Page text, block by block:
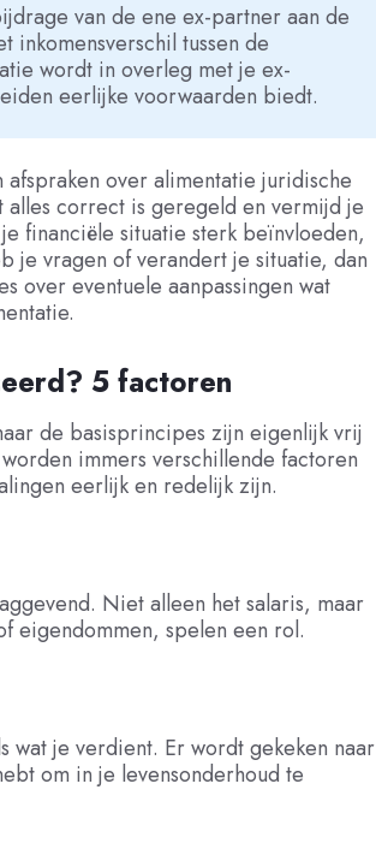
van de ene ex-partner aan de
inkomensverschil tussen de
wordt in overleg met je ex-
eerlijke voorwaarden biedt.
over alimentatie juridische
alles correct is geregeld en vermijd je
financiële situatie sterk beïnvloeden,
je vragen of verandert je situatie, dan
over eventuele aanpassingen wat
5 factoren
de basisprincipes zijn eigenlijk vrij
immers verschillende factoren
eerlijk en redelijk zijn.
Niet alleen het salaris, maar
eigendommen, spelen een rol.
wat je verdient. Er wordt gekeken naar
om in je levensonderhoud te